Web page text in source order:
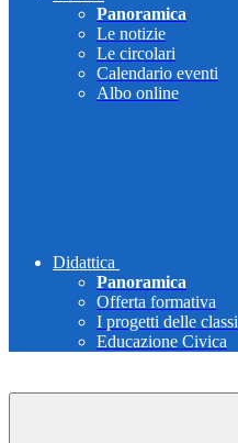
Panoramica
Le notizie
Le circolari
Calendario eventi
Albo online
Didattica
Panoramica
Offerta formativa
I progetti delle classi
Educazione Civica